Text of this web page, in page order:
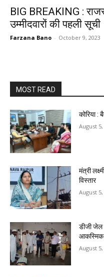
BIG BREAKING :
उम्मीदवारों की पहली सूची
Farzana Bano - October 9, 2023
MOST READ
कोरिया :
August 5,
मंत्री
विस्तार
August 5,
डीजी जेल
आकस्मिक
August 5,